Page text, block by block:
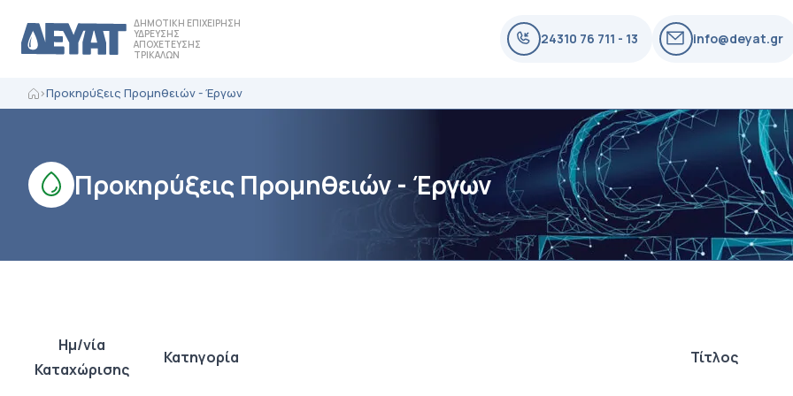
ΔΗΜΟΤΙΚΗ ΕΠΙΧΕΙΡΗΣΗ
ΥΔΡΕΥΣΗΣ
ΑΠΟΧΕΤΕΥΣΗΣ
ΤΡΙΚΑΛΩΝ
24310 76 711 - 13 info@deyat.gr
>Προκηρύξεις Προμηθειών - Έργων
Προκηρύξεις Προμηθειών - Έργων
Ημ/νία
Καταχώρισης
Κατηγορία Τίτλος